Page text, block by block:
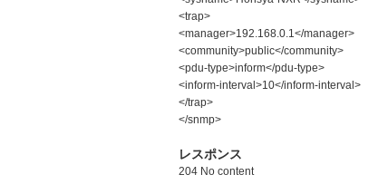
<trap>
<manager>192.168.0.1</manager>
<community>public</community>
<pdu-type>inform</pdu-type>
<inform-interval>10</inform-interval>
</trap>
</snmp>
レスポンス
204 No content